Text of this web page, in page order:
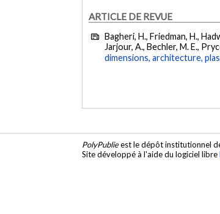
ARTICLE DE REVUE
Bagheri, H., Friedman, H.,
Jarjour, A., Bechler, M. E.,
dimensions, architecture,
PolyPublieest le dépôt institutionnel
Site développé à l'aide du logiciel libre